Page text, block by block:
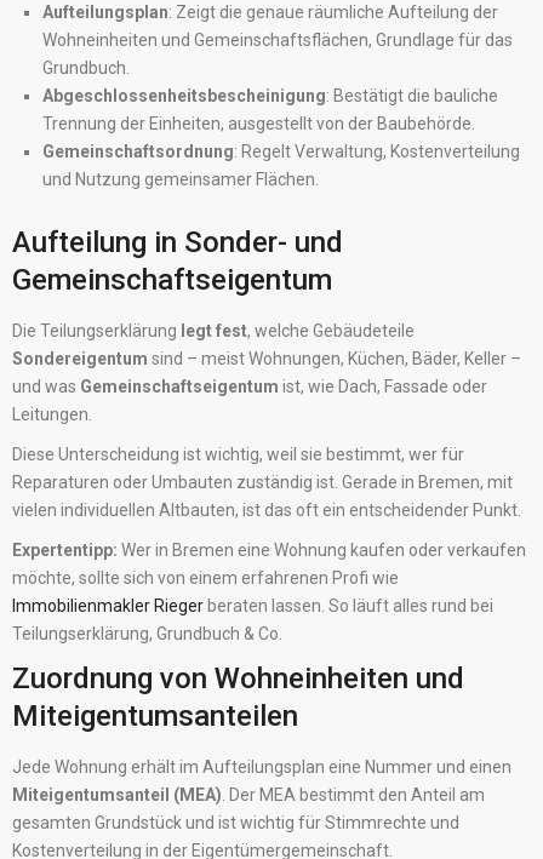
Aufteilungsplan: Zeigt die genaue räumliche Aufteilung der
Wohneinheiten und Gemeinschaftsflächen, Grundlage für das
Grundbuch.
Abgeschlossenheitsbescheinigung: Bestätigt die bauliche
Trennung der Einheiten, ausgestellt von der Baubehörde.
Gemeinschaftsordnung: Regelt Verwaltung, Kostenverteilung
und Nutzung gemeinsamer Flächen.
Aufteilung in Sonder- und
Gemeinschaftseigentum
Die Teilungserklärung legt fest, welche Gebäudeteile
Sondereigentum sind – meist Wohnungen, Küchen, Bäder, Keller –
und was Gemeinschaftseigentum ist, wie Dach, Fassade oder
Leitungen.
Diese Unterscheidung ist wichtig, weil sie bestimmt, wer für
Reparaturen oder Umbauten zuständig ist. Gerade in Bremen, mit
vielen individuellen Altbauten, ist das oft ein entscheidender Punkt.
Expertentipp: Wer in Bremen eine Wohnung kaufen oder verkaufen
möchte, sollte sich von einem erfahrenen Profi wie
Immobilienmakler Rieger beraten lassen. So läuft alles rund bei
Teilungserklärung, Grundbuch & Co.
Zuordnung von Wohneinheiten und
Miteigentumsanteilen
Jede Wohnung erhält im Aufteilungsplan eine Nummer und einen
Miteigentumsanteil (MEA) . Der MEA bestimmt den Anteil am
gesamten Grundstück und ist wichtig für Stimmrechte und
Kostenverteilung in der Eigentümergemeinschaft.